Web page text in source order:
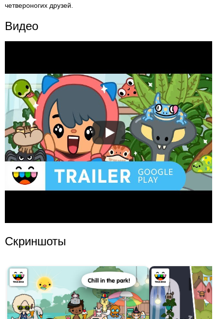
четвероногих друзей.
Видео
Скриншоты